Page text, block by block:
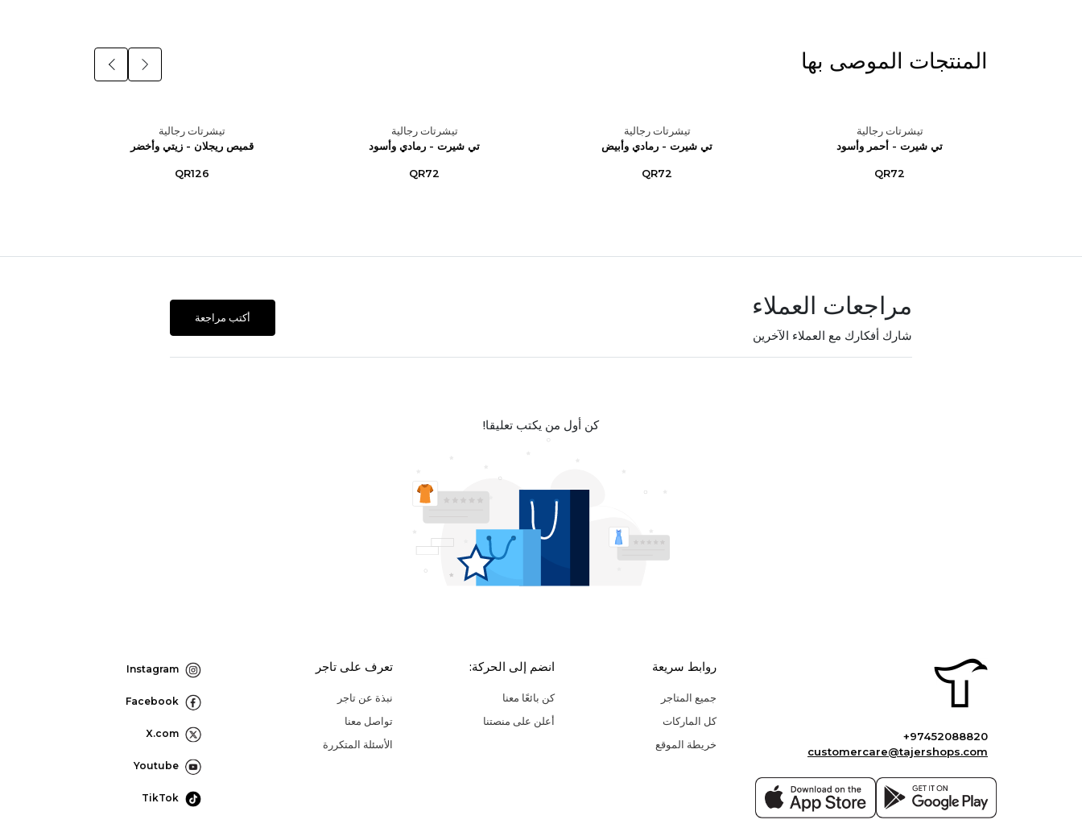
المنتجات الموصى بها
تيشرتات رجالية
تي شيرت - أحمر وأسود
QR72
تيشرتات رجالية
تي شيرت - رمادي وأبيض
QR72
تيشرتات رجالية
تي شيرت - رمادي وأسود
QR72
تيشرتات رجالية
قميص ريجلان - زيتي وأخضر
QR126
مراجعات العملاء
شارك أفكارك مع العملاء الآخرين
أكتب مراجعة
كن أول من يكتب تعليقا!
+97452088820
customercare@tajershops.com
روابط سريعة
جميع المتاجر
كل الماركات
خريطة الموقع
انضم إلى الحركة:
كن بائعًا معنا
أعلن على منصتنا
تعرف على تاجر
نبذة عن تاجر
تواصل معنا
الأسئلة المتكررة
Instagram
Facebook
X.com
Youtube
TikTok